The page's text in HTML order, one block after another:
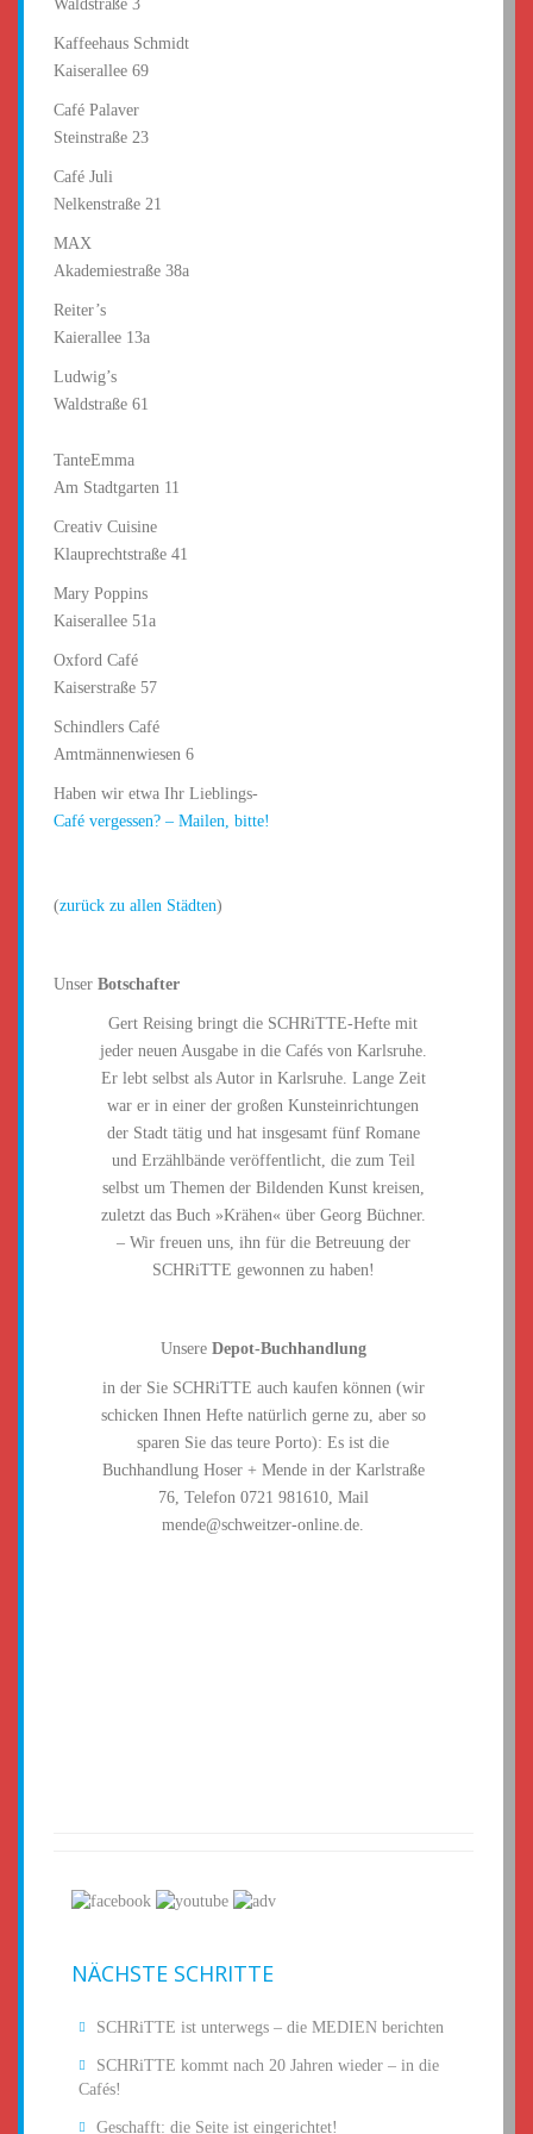
Waldstraße 3
Kaffeehaus Schmidt
Kaiserallee 69
Café Palaver
Steinstraße 23
Café Juli
Nelkenstraße 21
MAX
Akademiestraße 38a
Reiter’s
Kaierallee 13a
Ludwig’s
Waldstraße 61
TanteEmma
Am Stadtgarten 11
Creativ Cuisine
Klauprechtstraße 41
Mary Poppins
Kaiserallee 51a
Oxford Café
Kaiserstraße 57
Schindlers Café
Amtmännenwiesen 6
Haben wir etwa Ihr Lieblings-
Café vergessen? – Mailen, bitte!
(zurück zu allen Städten)
Unser Botschafter
Gert Reising bringt die SCHRiTTE-Hefte mit
jeder neuen Ausgabe in die Cafés von Karlsruhe.
Er lebt selbst als Autor in Karlsruhe. Lange Zeit
war er in einer der großen Kunsteinrichtungen
der Stadt tätig und hat insgesamt fünf Romane
und Erzählbände veröffentlicht, die zum Teil
selbst um Themen der Bildenden Kunst kreisen,
zuletzt das Buch »Krähen« über Georg Büchner.
– Wir freuen uns, ihn für die Betreuung der
SCHRiTTE gewonnen zu haben!
UnsereDepot-Buchhandlung
in der Sie SCHRiTTE auch kaufen können (wir
schicken Ihnen Hefte natürlich gerne zu, aber so
sparen Sie das teure Porto): Es ist die
Buchhandlung Hoser + Mende in der Karlstraße
76, Telefon 0721 981610, Mail
mende@schweitzer-online.de.
NÄCHSTE SCHRITTE
SCHRiTTE ist unterwegs – die MEDIEN berichten
SCHRiTTE kommt nach 20 Jahren wieder – in die
Cafés!
Geschafft: die Seite ist eingerichtet!